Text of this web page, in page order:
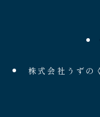
株式会社うずの